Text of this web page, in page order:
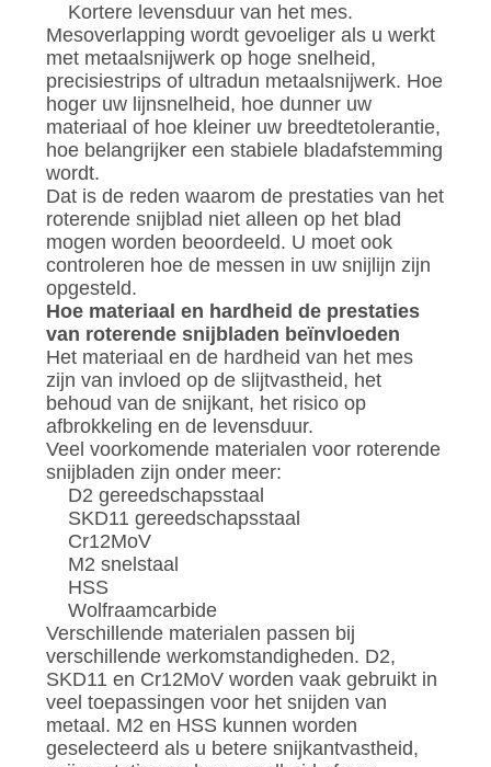
Kortere levensduur van het mes.
Mesoverlapping wordt gevoeliger als u werkt
met metaalsnijwerk op hoge snelheid,
precisiestrips of ultradun metaalsnijwerk. Hoe
hoger uw lijnsnelheid, hoe dunner uw
materiaal of hoe kleiner uw breedtetolerantie,
hoe belangrijker een stabiele bladafstemming
wordt.
Dat is de reden waarom de prestaties van het
roterende snijblad niet alleen op het blad
mogen worden beoordeeld. U moet ook
controleren hoe de messen in uw snijlijn zijn
opgesteld.
Hoe materiaal en hardheid de prestaties
van roterende snijbladen beïnvloeden
Het materiaal en de hardheid van het mes
zijn van invloed op de slijtvastheid, het
behoud van de snijkant, het risico op
afbrokkeling en de levensduur.
Veel voorkomende materialen voor roterende
snijbladen zijn onder meer:
D2 gereedschapsstaal
SKD11 gereedschapsstaal
Cr12MoV
M2 snelstaal
HSS
Wolfraamcarbide
Verschillende materialen passen bij
verschillende werkomstandigheden. D2,
SKD11 en Cr12MoV worden vaak gebruikt in
veel toepassingen voor het snijden van
metaal. M2 en HSS kunnen worden
geselecteerd als u betere snijkantvastheid,